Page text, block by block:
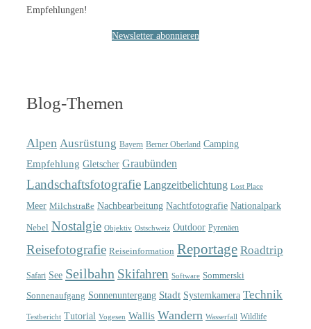
Empfehlungen!
Newsletter abonnieren
Blog-Themen
Alpen Ausrüstung Bayern Berner Oberland Camping
Empfehlung Gletscher Graubünden
Landschaftsfotografie Langzeitbelichtung Lost Place
Meer Milchstraße Nachbearbeitung Nachtfotografie Nationalpark
Nebel Nostalgie Objektiv Ostschweiz Outdoor Pyrenäen
Reisefotografie Reiseinformation Reportage Roadtrip
Safari See Seilbahn Skifahren Software Sommerski
Sonnenaufgang Sonnenuntergang Stadt Systemkamera Technik
Testbericht Tutorial Vogesen Wallis Wandern Wasserfall Wildlife